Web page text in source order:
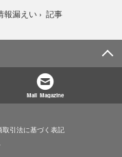
報漏えい › 記事
Mail Magazine
取引法に基づく表記